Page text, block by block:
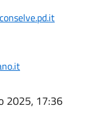
2025, 17:36